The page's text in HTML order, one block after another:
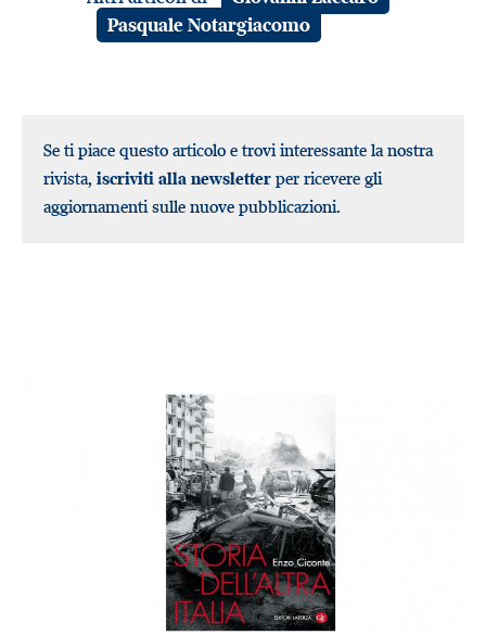
Pasquale Notargiacomo
Se ti piace questo articolo e trovi interessante la nostra
rivista, iscriviti alla newsletter per ricevere gli
aggiornamenti sulle nuove pubblicazioni.